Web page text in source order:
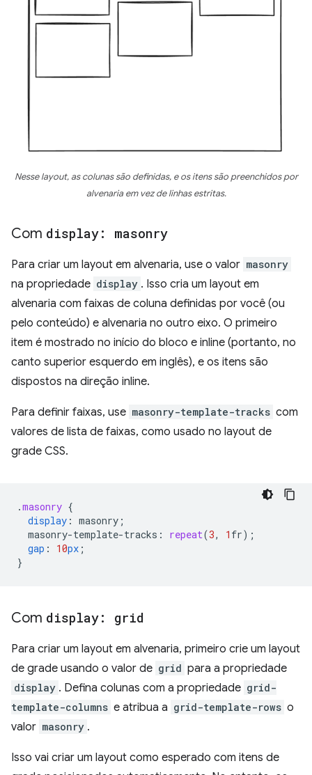
Nesse layout, as colunas são definidas, e os itens são preenchidos por
alvenaria em vez de linhas estritas.
Com display: masonry
Para criar um layout em alvenaria, use o valor masonry
na propriedade display . Isso cria um layout em
alvenaria com faixas de coluna definidas por você (ou
pelo conteúdo) e alvenaria no outro eixo. O primeiro
item é mostrado no início do bloco e inline (portanto, no
canto superior esquerdo em inglês), e os itens são
dispostos na direção inline.
Para definir faixas, use masonry-template-tracks com
valores de lista de faixas, como usado no layout de
grade CSS.
.masonry {
display : masonry ;
masonry-template-tracks : repeat(3, 1 fr);
gap : 10px ;
}
Com display: grid
Para criar um layout em alvenaria, primeiro crie um layout
de grade usando o valor de grid para a propriedade
display . Defina colunas com a propriedade grid-
template-columns e atribua a grid-template-rows o
valor masonry .
Isso vai criar um layout como esperado com itens de